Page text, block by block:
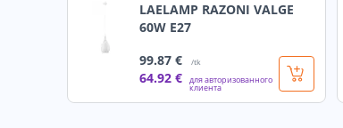
LAELAMP RAZONI VALGE
60W E27
99.87 € /tk
64.92 € для авторизованного
клиента